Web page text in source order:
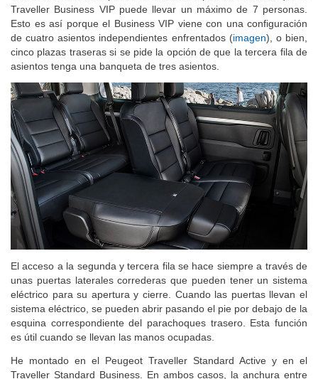
El Traveller Business puede tener hasta 9 plazas, mientras que el
Traveller Business VIP puede llevar un máximo de 7 personas.
Esto es así porque el Business VIP viene con una configuración
de cuatro asientos independientes enfrentados ( imagen), o bien,
cinco plazas traseras si se pide la opción de que la tercera fila de
El acceso a la segunda y tercera fila se hace siempre a través de
unas puertas laterales correderas que pueden tener un sistema
eléctrico para su apertura y cierre. Cuando las puertas llevan el
sistema eléctrico, se pueden abrir pasando el pie por debajo de la
esquina correspondiente del parachoques trasero. Esta función
He montado en el Peugeot Traveller Standard Active y en el